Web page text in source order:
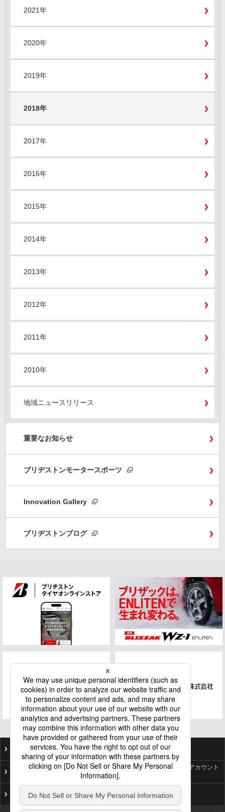
2021年
2020年
2019年
2018年
2017年
2016年
2015年
2014年
2013年
2012年
2011年
2010年
地域ニュースリリース
重要なお知らせ
ブリヂストンモータースポーツ
Innovation Gallery
ブリヂストンブログ
ご利用にあたって 個人情報保護基本方針
プライバシーポリシー
ソーシャルメディア公式アカウント
サイトマップ お問い合わせ